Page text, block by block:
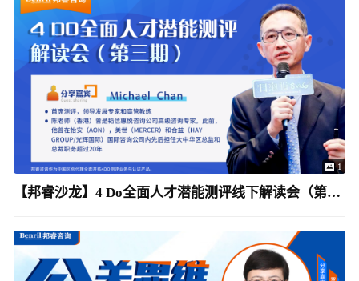
1
【邦睿沙龙】4 Do全面人才潜能测评线下解读会（第三期）